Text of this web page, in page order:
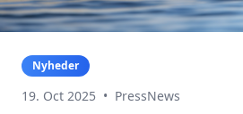
Nyheder
19. Oct 2025 • PressNews